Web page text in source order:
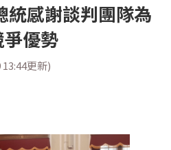
統感謝談判團隊為
優勢
更新)